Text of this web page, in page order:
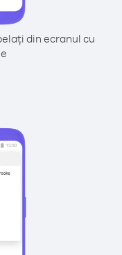
din ecranul cu